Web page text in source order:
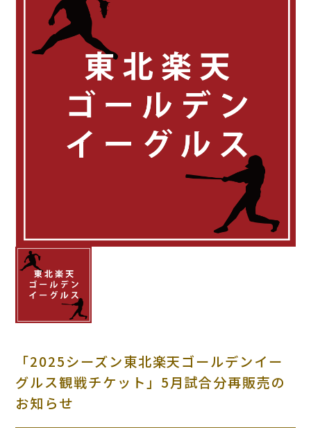
「2025シーズン東北楽天ゴールデンイー
グルス観戦チケット」5月試合分再販売の
お知らせ